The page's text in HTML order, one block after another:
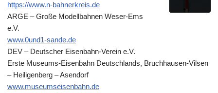
https://www.n-bahnerkreis.de
ARGE – Große Modellbahnen Weser-Ems
e.V.
www.0und1-sande.de
DEV – Deutscher Eisenbahn-Verein e.V.
Erste Museums-Eisenbahn Deutschlands, Bruchhausen-Vilsen
– Heiligenberg – Asendorf
www.museumseisenbahn.de